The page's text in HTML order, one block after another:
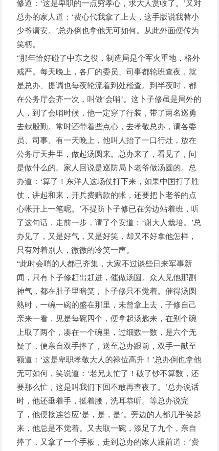
修道：‘这是卑职的一点穷孝心，求大人赏收了。’又对
总办的家人道：‘费心代我拿了上去，这手版说我替小
少爷请安。’总办倒也拿他无可如何。从此外面便传为
笑柄。
“那年恰好碰了中东之役，制造局是个军火重地，格外
戒严。每天晚上，各厂的委员、司事都轮班查夜，就
是总办、提调也每夜轮流着到处稽查。到半夜时，都
在公务厅会齐一次，叫做‘会哨’。这卜子修虽是局外的
人，到了会哨时候，他一定穿了行装，带了两名巡勇
去献殷勤。常时还带着些点心，去孝敬总办，请各委
员、司事。有一天晚上，他叫人抬了一口行灶，放在
公务厅天井里，做起汤圆来。总办来了，看见了，问
是做什么的。家人回说是巡防局卜老爷做汤圆的。总
办道：‘算了！东洋人这场仗打下来，如果中国打了胜
仗，讲起和来，开兵费赔款的帐，还要把卜老爷的点
心帐开上一笔呢。’不提防卜子修已在旁边站着班，听
了这句话，走前一步，请了个安道：‘谢大人栽培。’总
办见了，又是好气，又是好笑，却又不好拿他怎样，
只有对着别人，微微的冷笑一声。
“此时会哨的人都已齐集，大家不过谈些日来军事新
闻，只有卜子修赶出赶进，催做汤圆。众人见他那副
神气，都在肚子里暗笑，卜子修只不觉着。催得汤圆
熟时，一碗一碗的盛在那里，未曾拿上去，子修自己
亲来一看，见是每碗四个，便拿起汤匙来，在别个碗
上取了两个，凑在一个碗里，过细数一数，是六个无
疑了，便亲自双手捧了，送至总办跟前，双手一献至
额道：‘这是卑职孝敬大人的禄位高升！’总办倒也拿他
无可如何，笑说道：‘老兄太忙了！破了钞不算数，还
要那么忙，这是叫我们下回不敢再查夜了。’总办说话
时，他还垂着手，挺着腰，洗耳恭听。等总办说完
了，他便接连答应‘是，是，是’。旁边的人都几乎笑起
来，他总是不觉着。又去取一碗，添足了九个，亲自
捧了，又拿了一个手板，走到总办的家人跟前道：‘费